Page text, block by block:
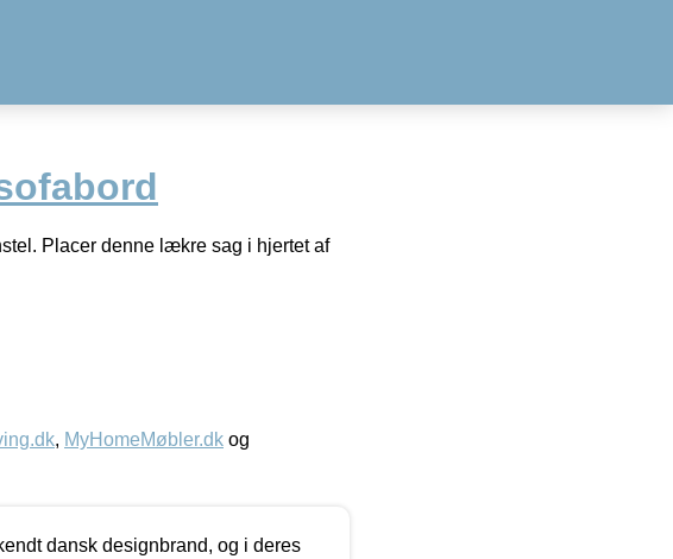
Placer denne lækre sag i hjertet af
, MyHomeMøbler.dk og
dansk designbrand, og i deres